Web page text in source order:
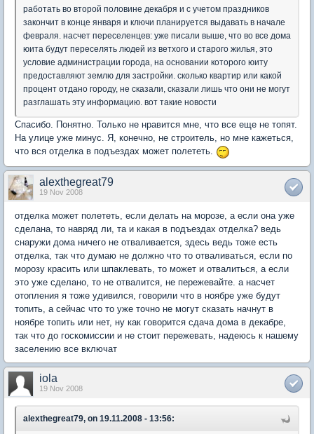
работать во второй половине декабря и с учетом праздников
закончит в конце января и ключи планируется выдавать в начале
февраля. насчет переселенцев: уже писали выше, что во все дома
юита будут переселять людей из ветхого и старого жилья, это
условие администрации города, на основании которого юиту
предоставляют землю для застройки. сколько квартир или какой
процент отдано городу, не сказали, сказали лишь что они не могут
разглашать эту информацию. вот такие новости
Спасибо. Понятно. Только не нравится мне, что все еще не топят.
На улице уже минус. Я, конечно, не строитель, но мне кажеться,
что вся отделка в подъездах может полететь.
alexthegreat79
19 Nov 2008
отделка может полететь, если делать на морозе, а если она уже
сделана, то навряд ли, та и какая в подъездах отделка? ведь
снаружи дома ничего не отваливается, здесь ведь тоже есть
отделка, так что думаю не должно что то отваливаться, если по
морозу красить или шпаклевать, то может и отвалиться, а если
это уже сделано, то не отвалится, не пережевайте. а насчет
отопления я тоже удивился, говорили что в ноябре уже будут
топить, а сейчас что то уже точно не могут сказать начнут в
ноябре топить или нет, ну как говорится сдача дома в декабре,
так что до госкомиссии и не стоит пережевать, надеюсь к нашему
заселению все включат
iola
19 Nov 2008
alexthegreat79, on 19.11.2008 - 13:56: